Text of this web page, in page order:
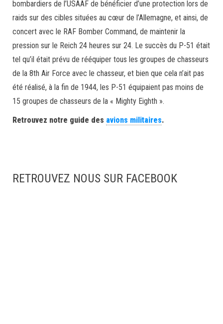
bombardiers de l’USAAF de bénéficier d’une protection lors de
raids sur des cibles situées au cœur de l’Allemagne, et ainsi, de
concert avec le RAF Bomber Command, de maintenir la
pression sur le Reich 24 heures sur 24. Le succès du P-51 était
tel qu’il était prévu de rééquiper tous les groupes de chasseurs
de la 8th Air Force avec le chasseur, et bien que cela n’ait pas
été réalisé, à la fin de 1944, les P-51 équipaient pas moins de
15 groupes de chasseurs de la « Mighty Eighth ».
Retrouvez notre guide des avions militaires.
RETROUVEZ NOUS SUR FACEBOOK